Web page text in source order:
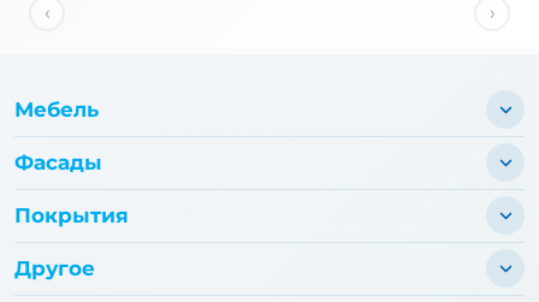
‹ ›
Мебель
Фасады
Покрытия
Другое